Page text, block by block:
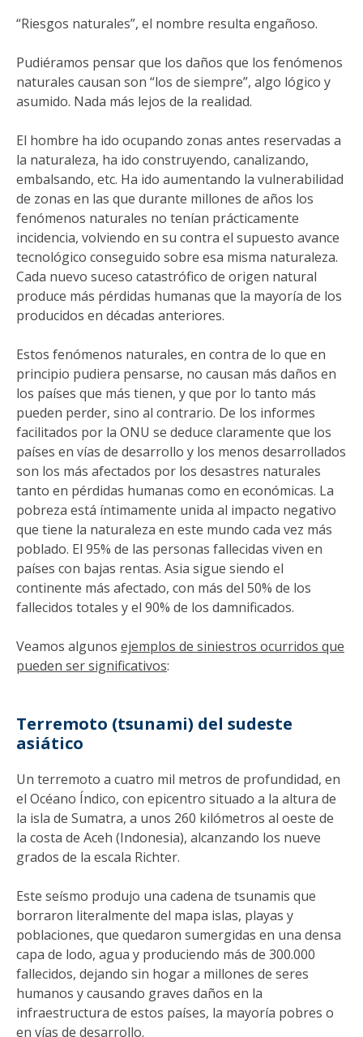
“Riesgos naturales”, el nombre resulta engañoso.
Pudiéramos pensar que los daños que los fenómenos
naturales causan son “los de siempre”, algo lógico y
asumido. Nada más lejos de la realidad.
El hombre ha ido ocupando zonas antes reservadas a
la naturaleza, ha ido construyendo, canalizando,
embalsando, etc. Ha ido aumentando la vulnerabilidad
de zonas en las que durante millones de años los
fenómenos naturales no tenían prácticamente
incidencia, volviendo en su contra el supuesto avance
tecnológico conseguido sobre esa misma naturaleza.
Cada nuevo suceso catastrófico de origen natural
produce más pérdidas humanas que la mayoría de los
producidos en décadas anteriores.
Estos fenómenos naturales, en contra de lo que en
principio pudiera pensarse, no causan más daños en
los países que más tienen, y que por lo tanto más
pueden perder, sino al contrario. De los informes
facilitados por la ONU se deduce claramente que los
países en vías de desarrollo y los menos desarrollados
son los más afectados por los desastres naturales
tanto en pérdidas humanas como en económicas. La
pobreza está íntimamente unida al impacto negativo
que tiene la naturaleza en este mundo cada vez más
poblado. El 95% de las personas fallecidas viven en
países con bajas rentas. Asia sigue siendo el
continente más afectado, con más del 50% de los
fallecidos totales y el 90% de los damnificados.
Veamos algunos ejemplos de siniestros ocurridos que
pueden ser significativos:
Terremoto (tsunami) del sudeste
asiático
Un terremoto a cuatro mil metros de profundidad, en
el Océano Índico, con epicentro situado a la altura de
la isla de Sumatra, a unos 260 kilómetros al oeste de
la costa de Aceh (Indonesia), alcanzando los nueve
grados de la escala Richter.
Este seísmo produjo una cadena de tsunamis que
borraron literalmente del mapa islas, playas y
poblaciones, que quedaron sumergidas en una densa
capa de lodo, agua y produciendo más de 300.000
fallecidos, dejando sin hogar a millones de seres
humanos y causando graves daños en la
infraestructura de estos países, la mayoría pobres o
en vías de desarrollo.